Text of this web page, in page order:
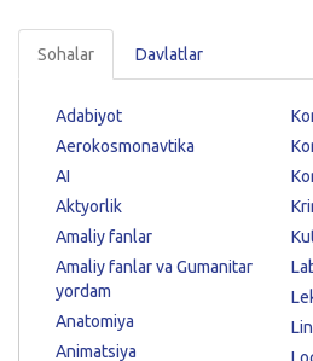
Sohalar Davlatlar
Adabiyot
Aerokosmonavtika
AI
Aktyorlik
Amaliy fanlar
Amaliy fanlar va Gumanitar
yordam
Anatomiya
Animatsiya